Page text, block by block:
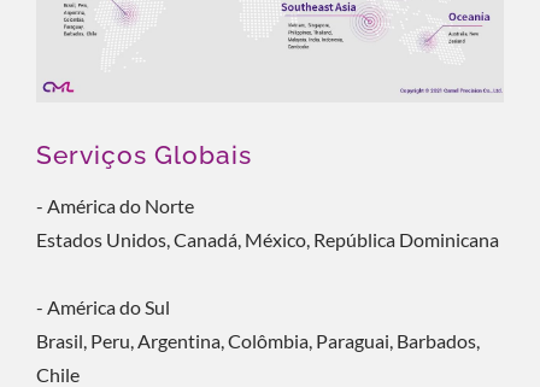
Serviços Globais
- América do Norte
Estados Unidos, Canadá, México, República Dominicana
- América do Sul
Brasil, Peru, Argentina, Colômbia, Paraguai, Barbados,
Chile